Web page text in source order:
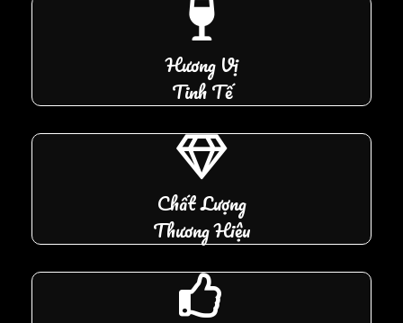
Hương Vị
Tinh Tế
Chất Lượng
Thương Hiệu